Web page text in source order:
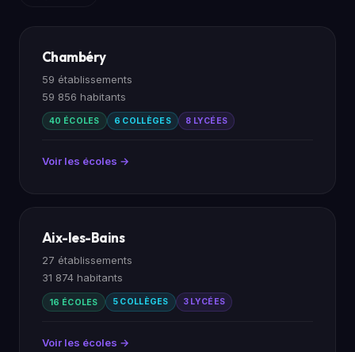
Chambéry
59 établissements
59 856 habitants
40 ÉCOLES 6 COLLÈGES 8 LYCÉES
Voir les écoles →
Aix-les-Bains
27 établissements
31 874 habitants
16 ÉCOLES 5 COLLÈGES 3 LYCÉES
Voir les écoles →